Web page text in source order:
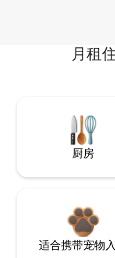
月租
厨房
适合携带宠物